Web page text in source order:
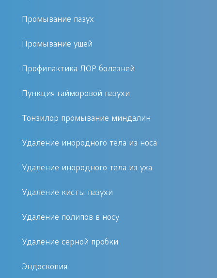
минут. После санации дыхание
значительно уменьшаются.
Преимущества процедуры в клинике
«Первый Доктор»
Опытные врачи, прошедшие
Современное оборудование
каждому пациенту
Возможность записаться на
телефону
Подготовка к процедуре
Перед санацией катетером «Ямик»
Промывание пазух
Промывание ушей
Профилактика ЛОР болезней
Пункция гайморовой пазухи
Тонзилор промывание миндалин
Удаление инородного тела из носа
Удаление инородного тела из уха
Удаление кисты пазухи
Удаление полипов в носу
Удаление серной пробки
Эндоскопия